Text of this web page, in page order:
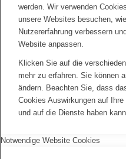
werden. Wir verwenden
unsere Websites besuchen,
Nutzererfahrung verbessern
Website anpassen.
Klicken Sie auf die
mehr zu erfahren. Sie können
ändern. Beachten Sie, dass
Cookies Auswirkungen auf
und auf die Dienste haben
Notwendige Website Cookies